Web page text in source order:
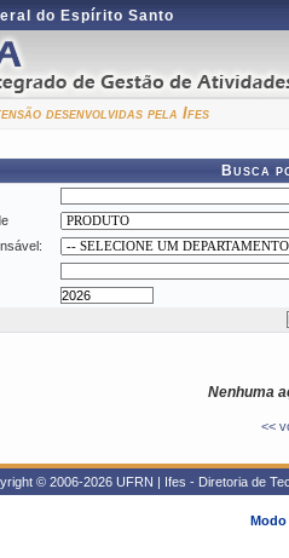
do Espírito Santo
desenvolvidas pela Ifes
Busca
Nenhuma
<<
© 2006-2026 UFRN | Ifes - Diretoria de
Modo